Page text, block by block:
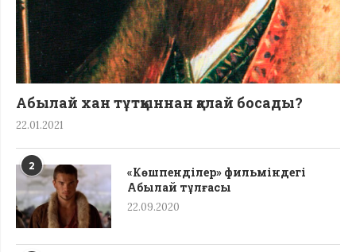
Абылай хан тұтқыннан қалай босады?
22.01.2021
2
«Көшпенділер» фильміндегі
Абылай тұлғасы
22.09.2020